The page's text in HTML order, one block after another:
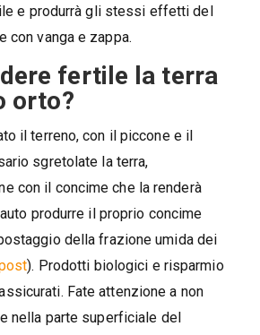
e produrrà gli stessi effetti del
con vanga e zappa.
fertile la terra
orto?
il terreno, con il piccone e il
sgretolate la terra,
con il concime che la renderà
produrre il proprio concime
della frazione umida dei
). Prodotti biologici e risparmio
Fate attenzione a non
nella parte superficiale del